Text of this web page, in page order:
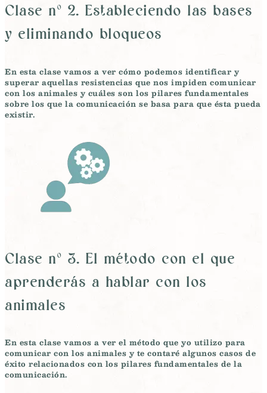
Clase nº 2. Estableciendo las bases
y eliminando bloqueos
En esta clase vamos a ver cómo podemos identificar y
superar aquellas resistencias que nos impiden comunicar
con los animales y cuáles son los pilares fundamentales
sobre los que la comunicación se basa para que ésta pueda
existir.
Clase nº 3. El método con el que
aprenderás a hablar con los
animales
En esta clase vamos a ver el método que yo utilizo para
comunicar con los animales y te contaré algunos casos de
éxito relacionados con los pilares fundamentales de la
comunicación.